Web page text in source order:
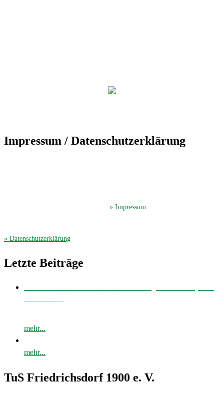
Impressum / Datenschutzerklärung
» Impressum
» Datenschutzerklärung
Letzte Beiträge
mehr...
mehr...
TuS Friedrichsdorf 1900 e. V.